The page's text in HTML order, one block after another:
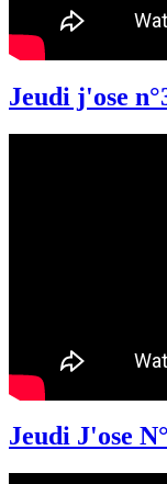
Jeudi j'ose
Jeudi J'ose